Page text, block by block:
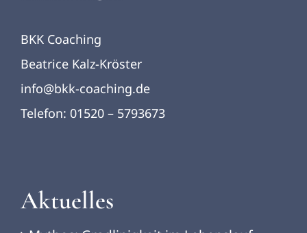
BKK Coaching
Beatrice Kalz-Kröster
info@bkk-coaching.de
Telefon: 01520 – 5793673
Aktuelles